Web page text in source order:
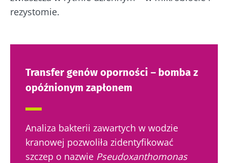
rezystomie.
Transfer genów oporności – bomba z
opóźnionym zapłonem
Analiza bakterii zawartych w wodzie
kranowej pozwoliła zidentyfikować
szczep o nazwie Pseudoxanthomonas